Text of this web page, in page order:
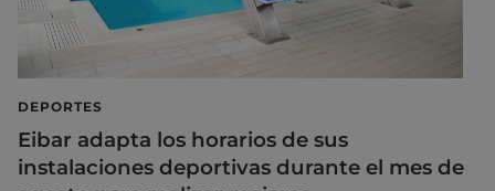
DEPORTES
Eibar adapta los horarios de sus
instalaciones deportivas durante el mes de